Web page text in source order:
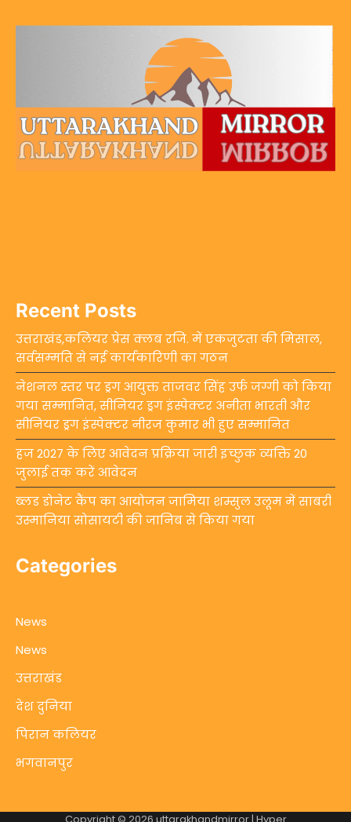
Recent Posts
उत्तराखंड,कलियर प्रेस क्लब रजि. में एकजुटता की मिसाल,
सर्वसम्मति से नई कार्यकारिणी का गठन
नेशनल स्तर पर ड्रग आयुक्त ताजवर सिंह उर्फ जग्गी को किया
गया सम्मानित, सीनियर ड्रग इंस्पेक्टर अनीता भारती और
सीनियर ड्रग इंस्पेक्टर नीरज कुमार भी हुए सम्मानित
हज 2027 के लिए आवेदन प्रक्रिया जारी इच्छुक व्यक्ति 20
जुलाई तक करें आवेदन
ब्लड डोनेट कैंप का आयोजन जामिया शम्सुल उलूम में साबरी
उस्मानिया सोसायटी की जानिब से किया गया
Categories
News
News
उत्तराखंड
देश दुनिया
पिरान कलियर
भगवानपुर